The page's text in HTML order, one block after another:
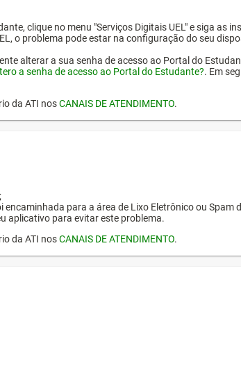
clique no menu "Serviços Digitais UEL" e siga as
o problema pode estar na configuração do seu
alterar a sua senha de acesso ao Portal do
a senha de acesso ao Portal do Estudante?. Em
da ATI nosCANAIS DE ATENDIMENTO.
;
para a área de Lixo Eletrônico ou Spam
aplicativo para evitar este problema.
da ATI nosCANAIS DE ATENDIMENTO.